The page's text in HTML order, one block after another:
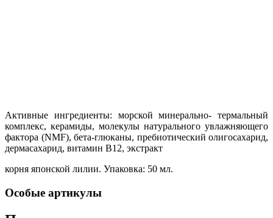
Активные ингредиенты: морской минерально- термальный
комплекс, керамиды, молекулы натурального увлажняющего
фактора (NMF), бета-глюканы, пребиотический олигосахарид,
дермасахарид, витамин В12, экстракт
корня японской лилии. Упаковка: 50 мл.
Особые артикулы